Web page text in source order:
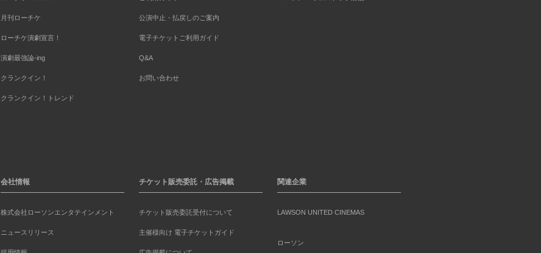
月刊ローチケ
ローチケ演劇宣言！
演劇最強論-ing
クランクイン！
クランクイン！トレンド
公演中止・払戻しのご案内
電子チケットご利用ガイド
Q&A
お問い合わせ
会社情報
株式会社ローソンエンタテインメント
ニュースリリース
チケット販売委託・広告掲載
チケット販売委託受付について
主催様向け 電子チケットガイド
関連企業
LAWSON UNITED CINEMAS
ローソン